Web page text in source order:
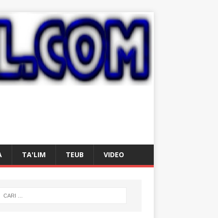
TA'LIM TEUB VIDEO